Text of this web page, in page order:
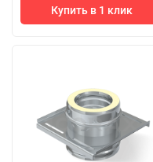
Купить в 1 клик